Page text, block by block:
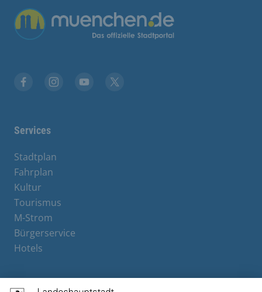
Übergreifende Links
Services
Stadtplan
Fahrplan
Kultur
Tourismus
M-Strom
Bürgerservice
Hotels
Contact